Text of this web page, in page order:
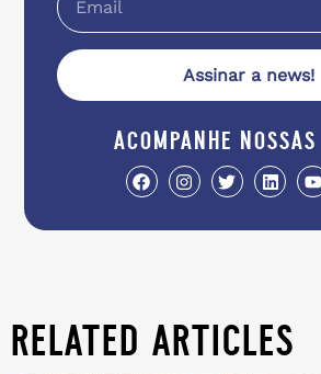
Assinar a news!
acompanhe
related articles